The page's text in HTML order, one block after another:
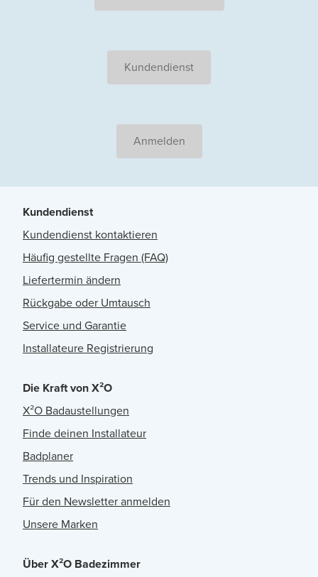
Kundendienst
Anmelden
Kundendienst
Kundendienst kontaktieren
Häufig gestellte Fragen (FAQ)
Liefertermin ändern
Rückgabe oder Umtausch
Service und Garantie
Installateure Registrierung
Die Kraft von X²O
X²O Badaustellungen
Finde deinen Installateur
Badplaner
Trends und Inspiration
Für den Newsletter anmelden
Unsere Marken
Über X²O Badezimmer